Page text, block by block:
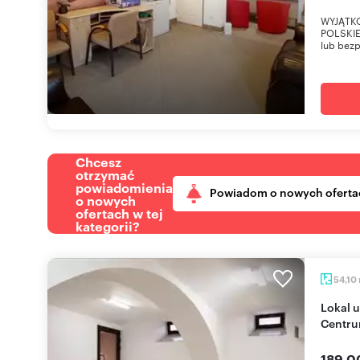
lub
Chcesz
otrzymać
powiadomienia
o nowych
ofertach w tej
kategorii?
Powiadom o nowych
54,10
Lokal usługowy 54 m² z parkingiem (Ełk,